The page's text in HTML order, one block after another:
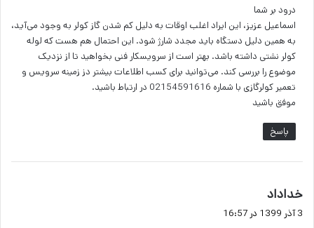
درود بر شما
اسماعیل عزیز، این ایراد اغلب اوقات به دلیل کم شدن گاز کولر به وجود می‌آید،
به همین دلیل دستگاه باید مجدد شارژ شود. این احتمال هم هست که لوله
کولر نشتی داشته باشد. بهتر است از سرویسکار فنی بخواهید تا از نزدیک
موضوع را بررسی کند. می‌توانید برای کسب اطلاعات بیشتر دز زمینه سرویس و
تعمیر کولرگازی با شماره 02154591616 در ارتباط باشید.
موفق باشید
پاسخ
خداداد
ف
3 آذر 1399 در 16:57